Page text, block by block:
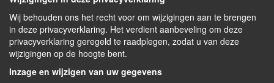
Wij behouden ons het recht voor om wijzigingen aan te brengen
in deze privacyverklaring. Het verdient aanbeveling om deze
privacyverklaring geregeld te raadplegen, zodat u van deze
wijzigingen op de hoogte bent.
Inzage en wijzigen van uw gegevens